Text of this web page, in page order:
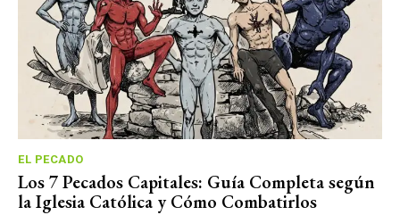
EL PECADO
Los 7 Pecados Capitales: Guía Completa según
la Iglesia Católica y Cómo Combatirlos